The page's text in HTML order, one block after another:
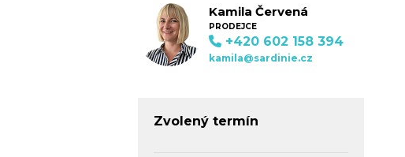
Kamila Červená
PRODEJCE
+420 602 158 394
kamila@sardinie.cz
Zvolený termín